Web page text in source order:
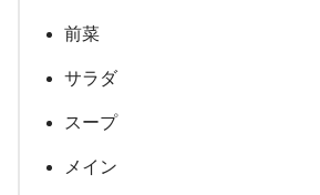
前菜
サラダ
スープ
メイン